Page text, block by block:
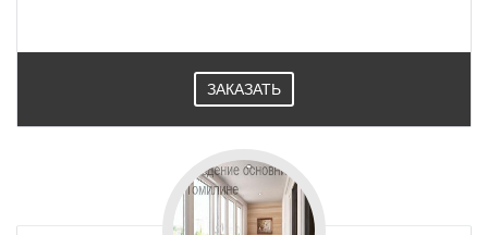
Работаем по
ЗАКАЗАТЬ
УЗНАТЬ ПОДРОБНЕЕ